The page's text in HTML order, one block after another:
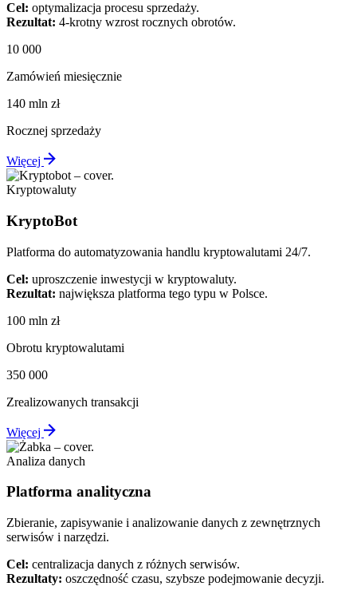
Cel: optymalizacja procesu sprzedaży.
Rezultat: 4-krotny wzrost rocznych obrotów.
10 000
Zamówień miesięcznie
140 mln zł
Rocznej sprzedaży
Więcej
Kryptowaluty
KryptoBot
Platforma do automatyzowania handlu kryptowalutami 24/7.
Cel: uproszczenie inwestycji w kryptowaluty.
Rezultat: największa platforma tego typu w Polsce.
100 mln zł
Obrotu kryptowalutami
350 000
Zrealizowanych transakcji
Więcej
Analiza danych
Platforma analityczna
Zbieranie, zapisywanie i analizowanie danych z zewnętrznych
serwisów i narzędzi.
Cel: centralizacja danych z różnych serwisów.
Rezultaty: oszczędność czasu, szybsze podejmowanie decyzji.